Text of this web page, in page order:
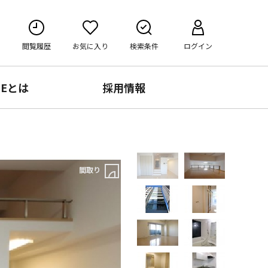
閲覧履歴 お気に入り 検索条件 ログイン
とは 採用情報
間取り